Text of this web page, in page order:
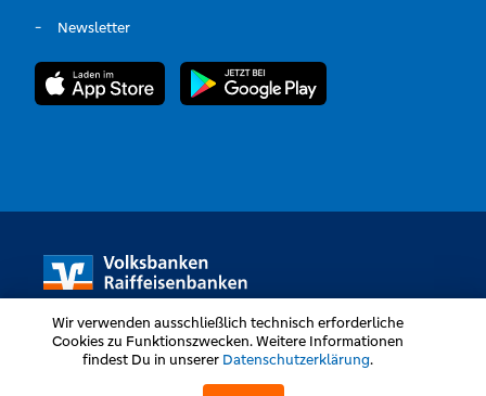
Newsletter
Volksbanken Raiffeisenbanken © Alle Rechte vorbehalten
Wir verwenden ausschließlich technisch erforderliche
Cookies zu Funktionszwecken. Weitere Informationen
findest Du in unserer Datenschutzerklärung.